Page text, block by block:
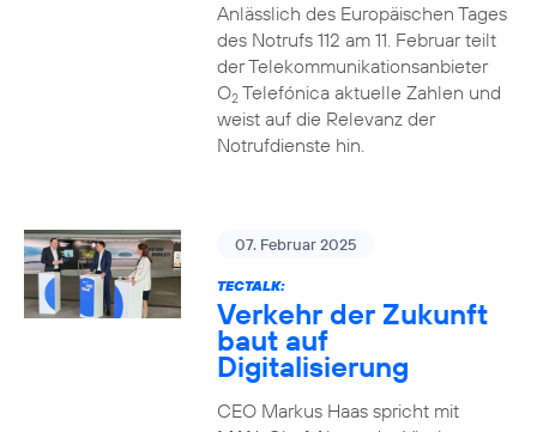
Anlässlich des Europäischen Tages
des Notrufs 112 am 11. Februar teilt
der Telekommunikationsanbieter
O2Telefónica aktuelle Zahlen und
weist auf die Relevanz der
Notrufdienste hin.
07. Februar 2025
TECTALK:
Verkehr der Zukunft
baut auf
Digitalisierung
CEO Markus Haas spricht mit